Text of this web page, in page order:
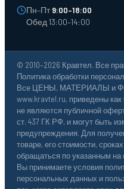
Пн–Пт9:00–18:00
Обед 13:00–14:00
© 2010–2026 Кравтел. Все
Политика обработки
Все ЦЕНЫ, МАТЕРИАЛЫ и
www.kravtel.ru, приведены
не являются публичной
ст. 437 ГК РФ, и могут быть
предупреждения. Для
товаре, его стоимости,
обращаться по указанным
Вы принимаете условия
персональных данных и